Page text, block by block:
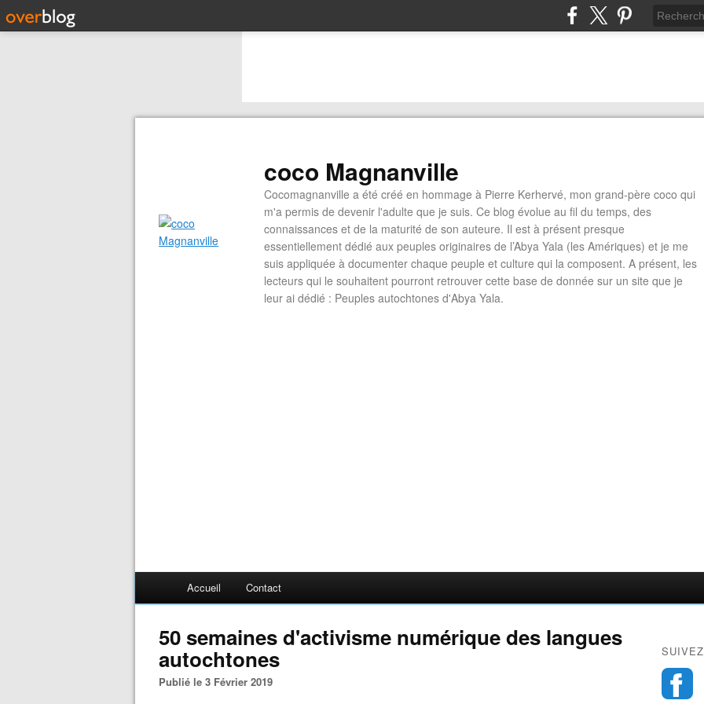
coco Magnanville
Cocomagnanville a été créé en hommage à Pierre Kerhervé, mon grand-père coco qui
m'a permis de devenir l'adulte que je suis. Ce blog évolue au fil du temps, des
connaissances et de la maturité de son auteure. Il est à présent presque
essentiellement dédié aux peuples originaires de l’Abya Yala (les Amériques) et je me
suis appliquée à documenter chaque peuple et culture qui la composent. A présent, les
lecteurs qui le souhaitent pourront retrouver cette base de donnée sur un site que je
leur ai dédié : Peuples autochtones d'Abya Yala.
Accueil Contact
50 semaines d'activisme numérique des langues
autochtones
Publié le 3 Février 2019